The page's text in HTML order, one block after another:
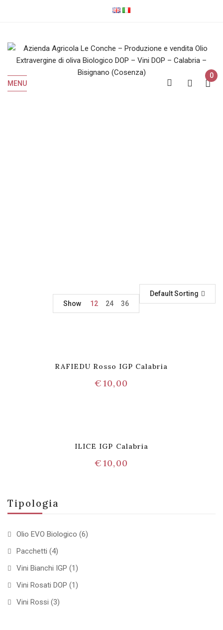
MENU
0
Tipologia
Olio EVO Biologico (6)
Pacchetti (4)
Vini Bianchi IGP (1)
Vini Rosati DOP (1)
Vini Rossi (3)
Default Sorting
Show
12 24 36
RAFIEDU Rosso IGP Calabria
€10,00
ILICE IGP Calabria
€10,00